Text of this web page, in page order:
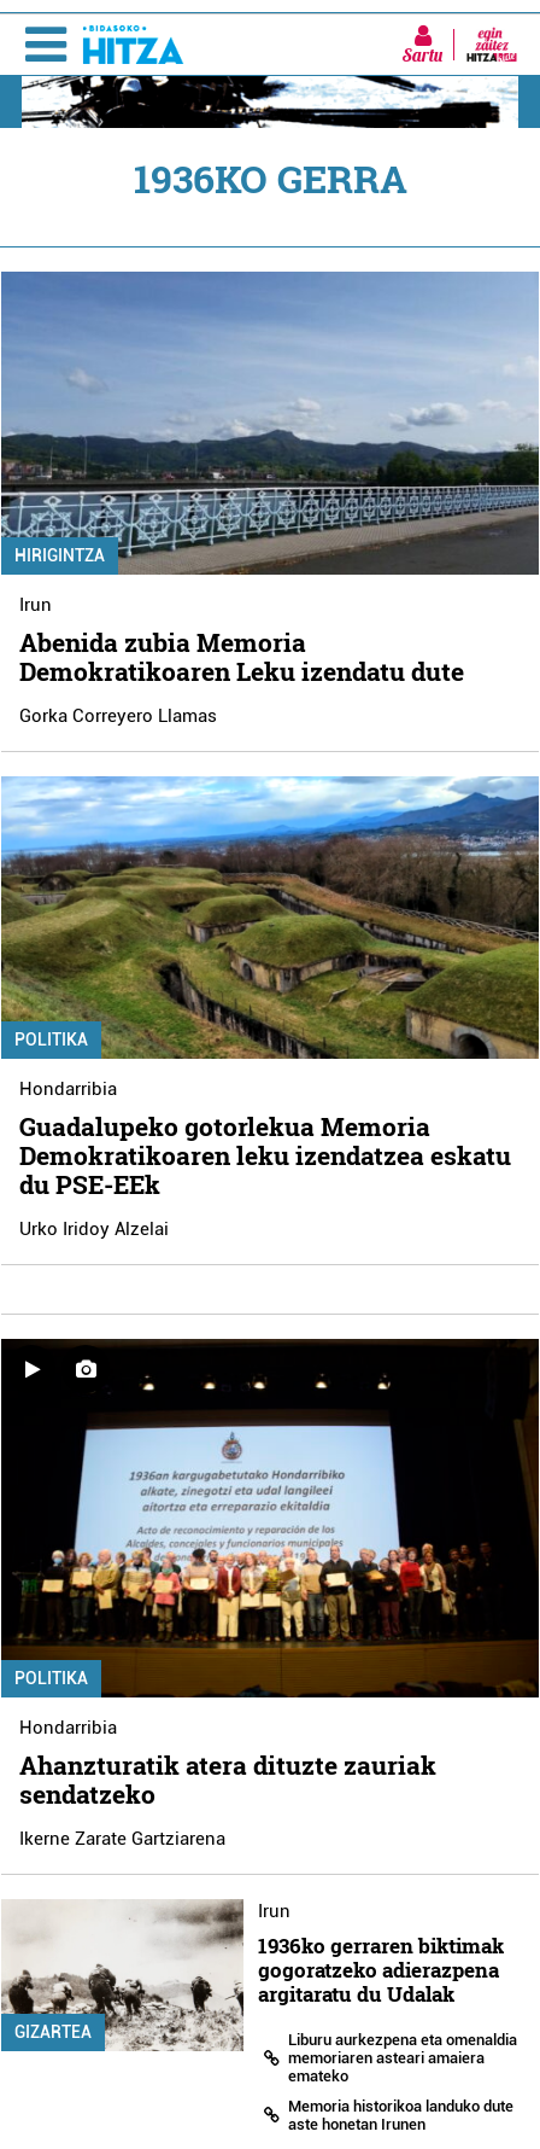
Sartu
1936KO GERRA
HIRIGINTZA
Irun
Abenida zubia Memoria
Demokratikoaren Leku izendatu dute
Gorka Correyero Llamas
POLITIKA
Hondarribia
Guadalupeko gotorlekua Memoria
Demokratikoaren leku izendatzea eskatu
du PSE-EEk
Urko Iridoy Alzelai
POLITIKA
Hondarribia
Ahanzturatik atera dituzte zauriak
sendatzeko
Ikerne Zarate Gartziarena
GIZARTEA
Irun
1936ko gerraren biktimak
gogoratzeko adierazpena
argitaratu du Udalak
Liburu aurkezpena eta omenaldia
memoriaren asteari amaiera
emateko
Memoria historikoa landuko dute
aste honetan Irunen